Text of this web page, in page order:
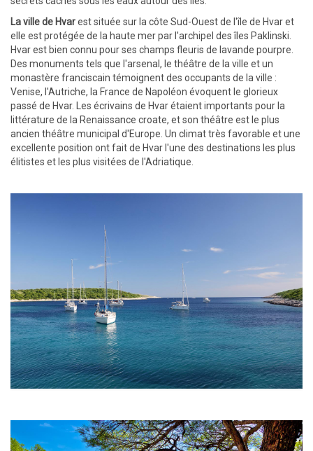
La ville de Hvarest située sur la côte Sud-Ouest de l'île de Hvar et
elle est protégée de la haute mer par l'archipel des îles Paklinski.
Hvar est bien connu pour ses champs fleuris de lavande pourpre.
Des monuments tels que l'arsenal, le théâtre de la ville et un
monastère franciscain témoignent des occupants de la ville :
Venise, l'Autriche, la France de Napoléon évoquent le glorieux
passé de Hvar. Les écrivains de Hvar étaient importants pour la
littérature de la Renaissance croate, et son théâtre est le plus
ancien théâtre municipal d'Europe. Un climat très favorable et une
excellente position ont fait de Hvar l'une des destinations les plus
élitistes et les plus visitées de l'Adriatique.